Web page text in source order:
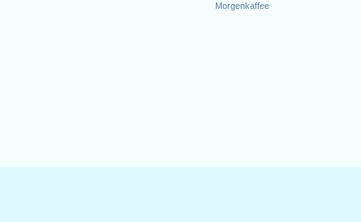
Morgenkaffee